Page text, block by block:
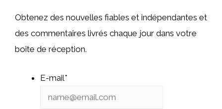
Obtenez des nouvelles fiables et indépendantes et
des commentaires livrés chaque jour dans votre
boîte de réception.
E-mail*